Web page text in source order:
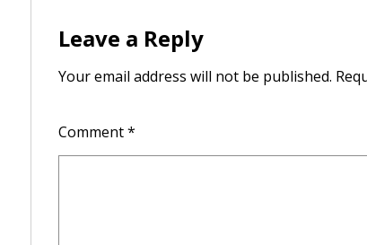
Leave a Reply
Your email address will not be published.
Comment*